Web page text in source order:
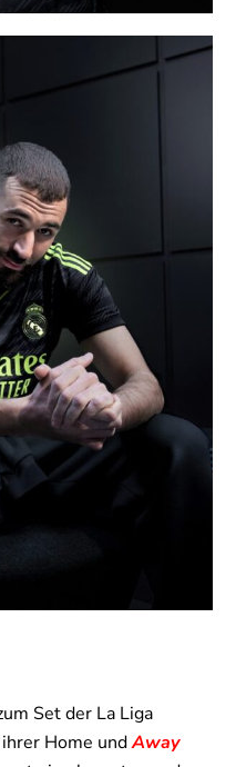
Set der La Liga
Home undAway